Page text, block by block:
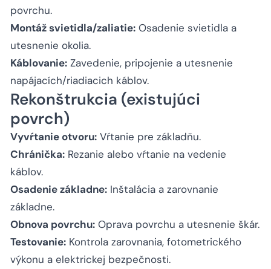
povrchu.
Montáž svietidla/zaliatie: Osadenie svietidla a
utesnenie okolia.
Káblovanie: Zavedenie, pripojenie a utesnenie
napájacích/riadiacich káblov.
Rekonštrukcia (existujúci
povrch)
Vyvŕtanie otvoru: Vŕtanie pre základňu.
Chránička: Rezanie alebo vŕtanie na vedenie
káblov.
Osadenie základne: Inštalácia a zarovnanie
základne.
Obnova povrchu: Oprava povrchu a utesnenie škár.
Testovanie: Kontrola zarovnania, fotometrického
výkonu a elektrickej bezpečnosti.